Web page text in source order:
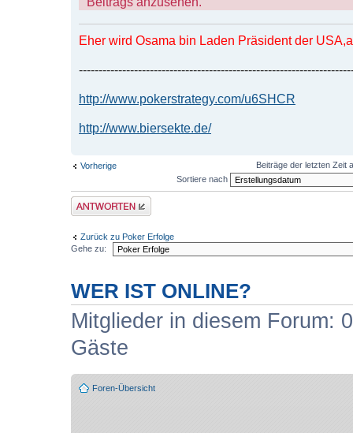
Eher wird Osama bin Laden Präsident der
http://www.pokerstrategy.com/u6SHCR
http://www.biersekte.de/
Vorherige
Beiträge der letzten Zeit
Sortiere nach
Antwort erstellen
Zurück zu Poker Erfolge
Gehe zu:
WER IST ONLINE?
Mitglieder in diesem Forum:
Gäste
Foren-Übersicht